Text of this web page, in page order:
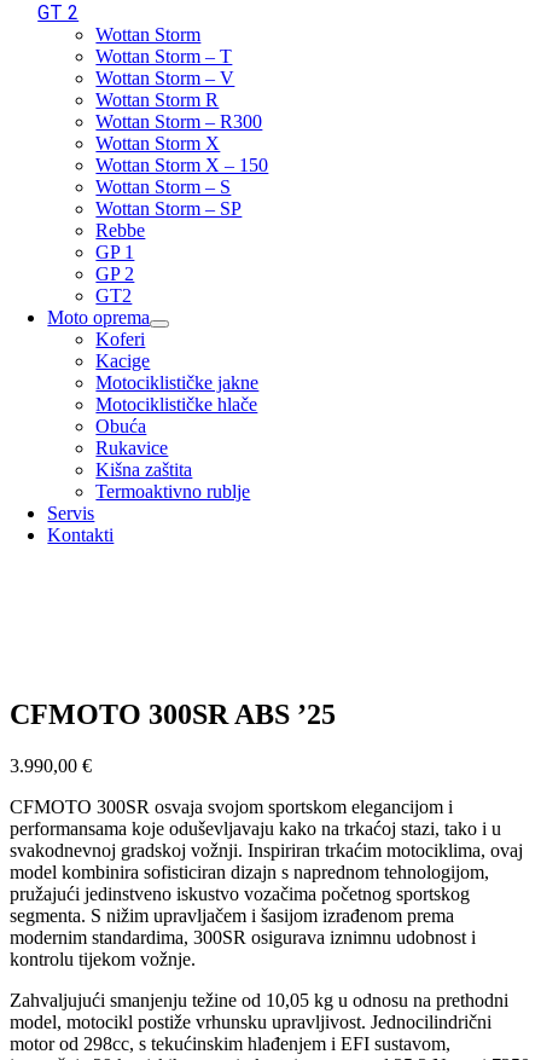
GT 2
Wottan Storm
Wottan Storm – T
Wottan Storm – V
Wottan Storm R
Wottan Storm – R300
Wottan Storm X
Wottan Storm X – 150
Wottan Storm – S
Wottan Storm – SP
Rebbe
GP 1
GP 2
GT2
Moto oprema
Koferi
Kacige
Motociklističke jakne
Motociklističke hlače
Obuća
Rukavice
Kišna zaštita
Termoaktivno rublje
Servis
Kontakti
CFMOTO 300SR ABS ’25
3.990,00 €
CFMOTO 300SR osvaja svojom sportskom elegancijom i
performansama koje oduševljavaju kako na trkaćoj stazi, tako i u
svakodnevnoj gradskoj vožnji. Inspiriran trkaćim motociklima, ovaj
model kombinira sofisticiran dizajn s naprednom tehnologijom,
pružajući jedinstveno iskustvo vozačima početnog sportskog
segmenta. S nižim upravljačem i šasijom izrađenom prema
modernim standardima, 300SR osigurava iznimnu udobnost i
kontrolu tijekom vožnje.
Zahvaljujući smanjenju težine od 10,05 kg u odnosu na prethodni
model, motocikl postiže vrhunsku upravljivost. Jednocilindrični
motor od 298cc, s tekućinskim hlađenjem i EFI sustavom,